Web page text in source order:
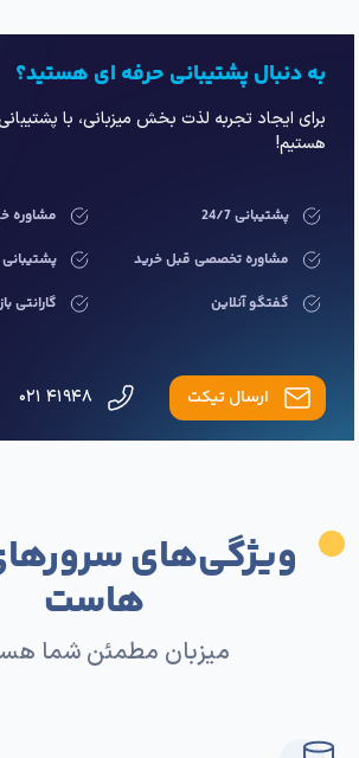
به دنبال پشتیبانی حرفه ای هستید؟
هستیم!
پشتیبانی 24/7
مشاوره
مشاوره تخصصی قبل خرید
گفتگو آنلاین
گارانتی
ارسال تیکت
ویژگی‌های
هاست
میزبان مطمئن شما